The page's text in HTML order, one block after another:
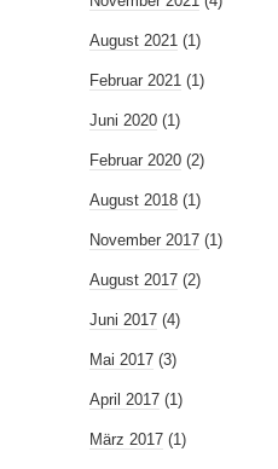
August 2021 (1)
Februar 2021 (1)
Juni 2020 (1)
Februar 2020 (2)
August 2018 (1)
November 2017 (1)
August 2017 (2)
Juni 2017 (4)
Mai 2017 (3)
April 2017 (1)
März 2017 (1)